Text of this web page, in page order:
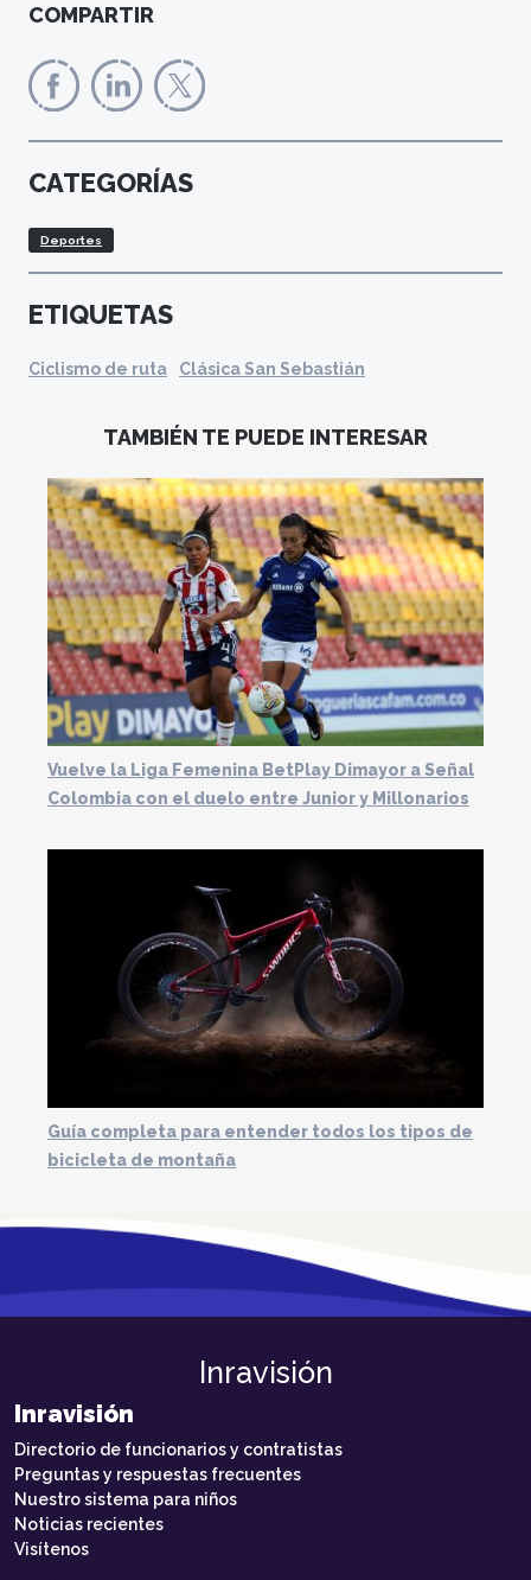
COMPARTIR
CATEGORÍAS
Deportes
ETIQUETAS
Ciclismo de ruta Clásica San Sebastián
TAMBIÉN TE PUEDE INTERESAR
Vuelve la Liga Femenina BetPlay Dimayor a Señal
Colombia con el duelo entre Junior y Millonarios
Guía completa para entender todos los tipos de
bicicleta de montaña
Inravisión
Inravisión
Directorio de funcionarios y contratistas
Preguntas y respuestas frecuentes
Nuestro sistema para niños
Noticias recientes
Visítenos